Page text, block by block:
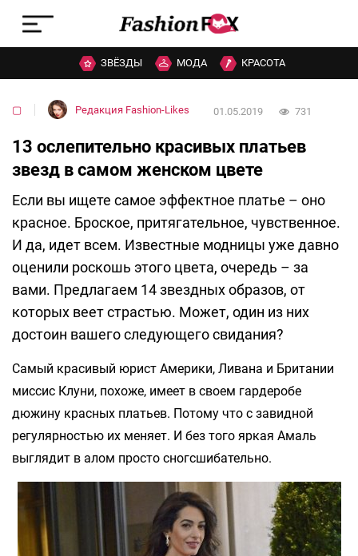
ЗВЁЗДЫ МОДА КРАСОТА
▢ Редакция Fashion-Likes 01.05.2019 731
13 ослепительно красивых платьев
звезд в самом женском цвете
Если вы ищете самое эффектное платье – оно
красное. Броское, притягательное, чувственное.
И да, идет всем. Известные модницы уже давно
оценили роскошь этого цвета, очередь – за
вами. Предлагаем 14 звездных образов, от
которых веет страстью. Может, один из них
достоин вашего следующего свидания?
Самый красивый юрист Америки, Ливана и Британии
миссис Клуни, похоже, имеет в своем гардеробе
дюжину красных платьев. Потому что с завидной
регулярностью их меняет. И без того яркая Амаль
выглядит в алом просто сногсшибательно.